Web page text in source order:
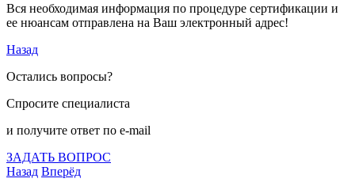
Вся необходимая информация по процедуре сертификации и
ее нюансам отправлена на Ваш электронный адрес!
Назад
Остались вопросы?
Спросите специалиста
и получите ответ по e-mail
ЗАДАТЬ ВОПРОС
Назад Вперёд